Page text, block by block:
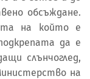
обсъждане.
на който е
да е
слънчоглед,
на